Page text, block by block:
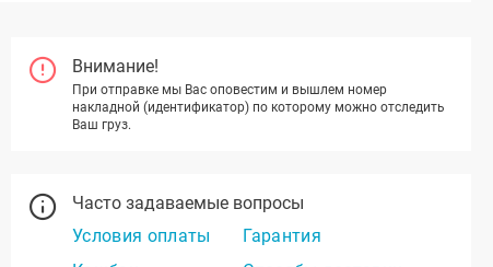
Внимание!
При отправке мы Вас оповестим и вышлем номер
накладной (идентификатор) по которому можно отследить
Ваш груз.
Часто задаваемые вопросы
Условия оплаты
Гарантия